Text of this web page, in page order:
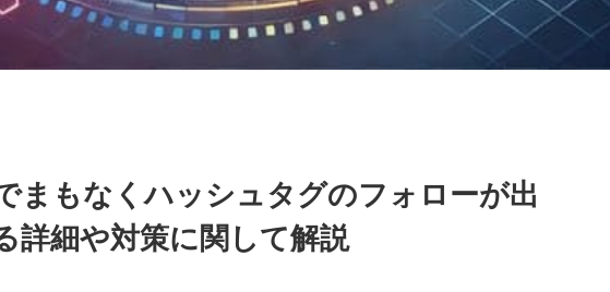
まもなくハッシュタグのフォローが出
詳細や対策に関して解説